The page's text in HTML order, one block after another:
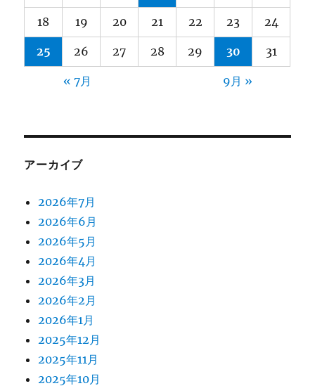
18 19 20 21 22 23 24
25 26 27 28 29 30 31
« 7月 9月 »
アーカイブ
2026年7月
2026年6月
2026年5月
2026年4月
2026年3月
2026年2月
2026年1月
2025年12月
2025年11月
2025年10月